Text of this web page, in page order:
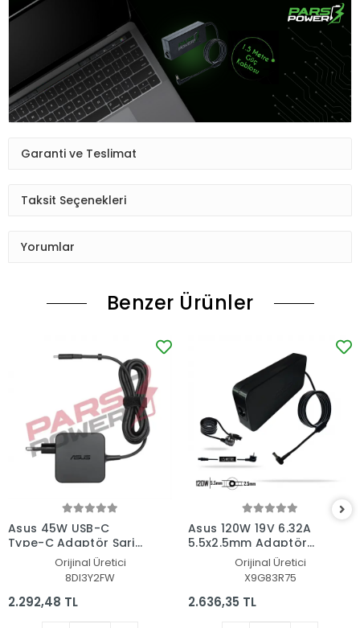
Garanti ve Teslimat
Taksit Seçenekleri
Yorumlar
Benzer Ürünler
Asus 45W USB-C
Type-C Adaptör Şarj
Aleti-CihazıOrijinal Üretici
8DI3Y2FW
2.292,48 TL
Asus 120W 19V 6.32A
5.5x2.5mm Adaptör
Şarj Aleti-Cihazı
Orijinal Üretici
X9G83R75
2.636,35 TL